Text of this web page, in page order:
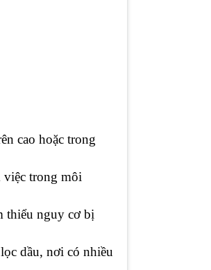
cao hoặc trong
việc trong môi
thiểu nguy cơ bị
dầu, nơi có nhiều